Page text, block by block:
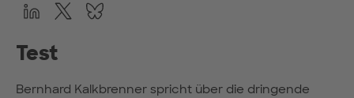
Test
Bernhard Kalkbrenner spricht über die dringende